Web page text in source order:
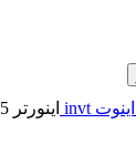
اینوت invt اينورتر 7.5 کیلووات سه فاز اینوت invt سری GD27